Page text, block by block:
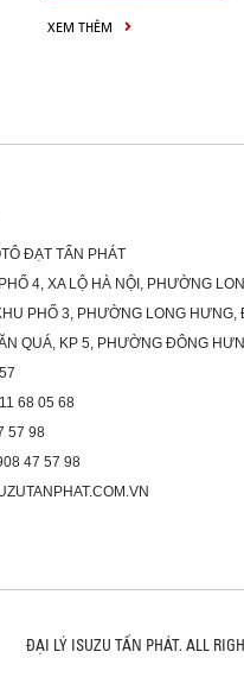
XEM THÊM
ĐẠT TẤN PHÁT
4, XA LỘ HÀ NỘI, PHƯỜNG
PHỐ 3, PHƯỜNG LONG HƯNG,
QUÁ, KP 5, PHƯỜNG ĐÔNG
68 05 68
57 98
47 57 98
ĐẠI LÝ ISUZU TẤN PHÁT. ALL